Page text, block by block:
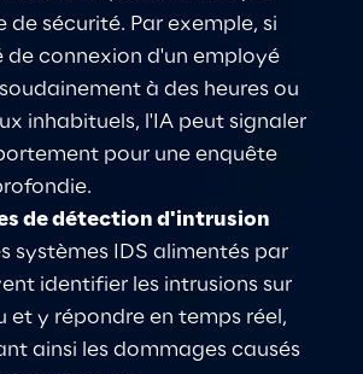
de sécurité. Par exemple, si
de connexion d'un employé
à des heures ou
inhabituels, l'IA peut signaler
pour une enquête
de détection d'intrusion
systèmes IDS alimentés par
identifier les intrusions sur
et y répondre en temps réel,
ainsi les dommages causés